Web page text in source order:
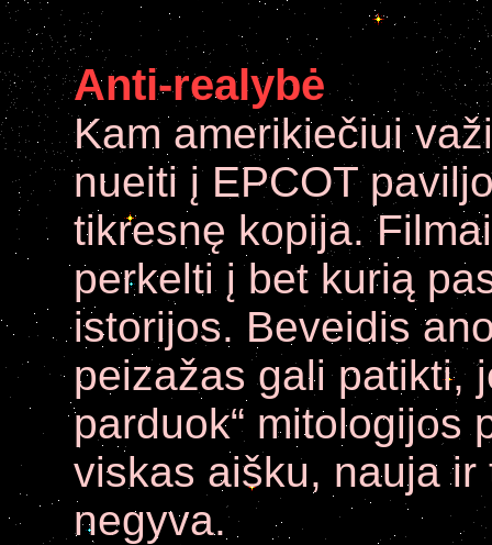
Anti-realybė
Kam amerikiečiui
nueiti į EPCOT
tikresnę kopija.
perkelti į bet kurią
istorijos. Beveidis
peizažas gali patikti,
parduok“ mitologijos
viskas aišku, nauja
negyva.